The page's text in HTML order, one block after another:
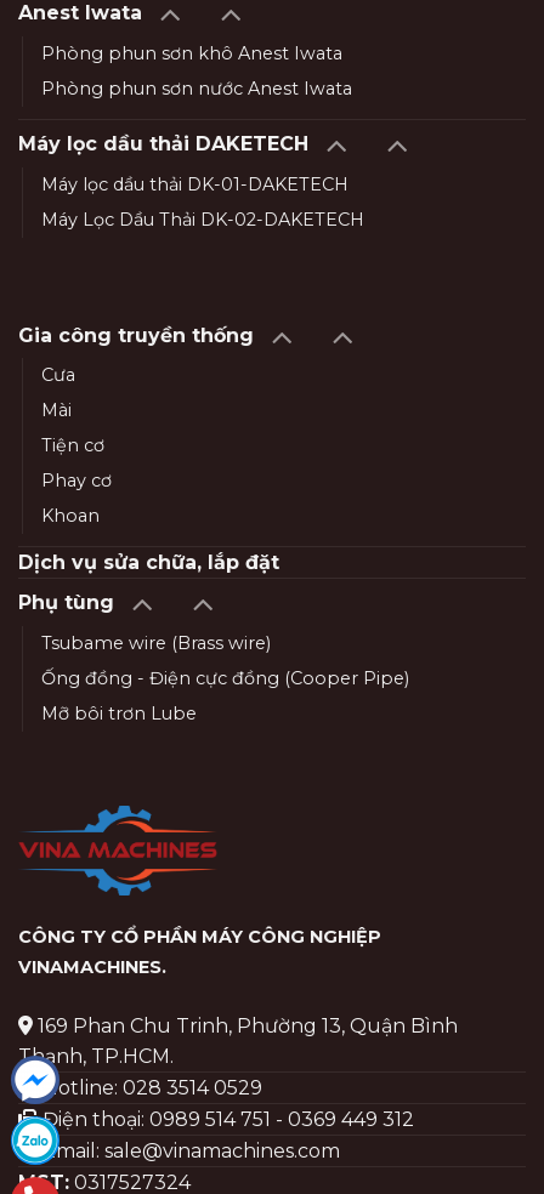
Anest Iwata
Phòng phun sơn khô Anest Iwata
Phòng phun sơn nước Anest Iwata
Máy lọc dầu thải DAKETECH
Máy lọc dầu thải DK-01-DAKETECH
Máy Lọc Dầu Thải DK-02-DAKETECH
Gia công truyền thống
Cưa
Mài
Tiện cơ
Phay cơ
Khoan
Dịch vụ sửa chữa, lắp đặt
Phụ tùng
Tsubame wire (Brass wire)
Ống đồng - Điện cực đồng (Cooper Pipe)
Mỡ bôi trơn Lube
CÔNG TY CỔ PHẦN MÁY CÔNG NGHIỆP
VINAMACHINES.
169 Phan Chu Trinh, Phường 13, Quận Bình
Thạnh, TP.HCM.
Hotline: 028 3514 0529
Điện thoại: 0989 514 751 - 0369 449 312
Email: sale@vinamachines.com
MST: 0317527324